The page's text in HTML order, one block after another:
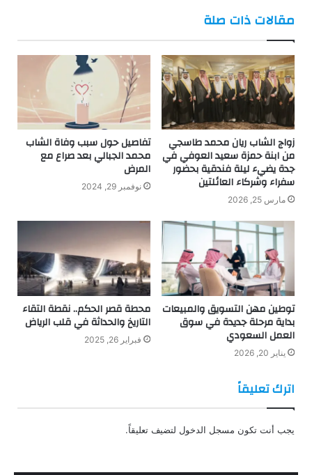
مقالات ذات صلة
زواج الشاب ريان محمد طاسجي
من ابنة حمزة سعيد العوفي في
جدة يضيء ليلة فندقية بحضور
سفراء وشركاء العائلتين
مارس 25, 2026
تفاصيل حول سبب وفاة الشاب
محمد الجبالي بعد صراع مع
المرض
نوفمبر 29, 2024
توطين مهن التسويق والمبيعات
بداية مرحلة جديدة في سوق
العمل السعودي
يناير 20, 2026
محطة قصر الحكم.. نقطة التقاء
التاريخ والحداثة في قلب الرياض
فبراير 26, 2025
اترك تعليقاً
يجب أنت تكون مسجل الدخول لتضيف تعليقاً.